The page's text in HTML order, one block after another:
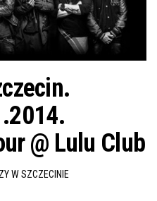
@ Lulu Club
W SZCZECINIE